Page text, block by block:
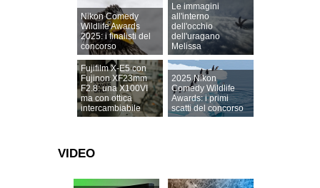
Nikon Comedy
Wildlife Awards
2025: i finalisti del
concorso
Le immagini
all'interno
dell'occhio
dell'uragano
Melissa
Fujifilm X-E5 con
Fujinon XF23mm
F2.8: una X100VI
ma con ottica
intercambiabile
2025 Nikon
Comedy Wildlife
Awards: i primi
scatti del concorso
VIDEO